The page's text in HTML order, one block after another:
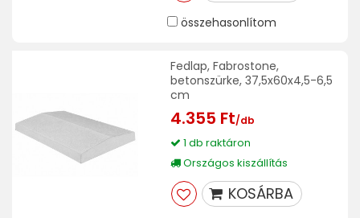
összehasonlítom
Fedlap, Fabrostone,
betonszürke, 37,5x60x4,5-6,5
cm
4.355 Ft/db
1 db raktáron
Országos kiszállítás
KOSÁRBA